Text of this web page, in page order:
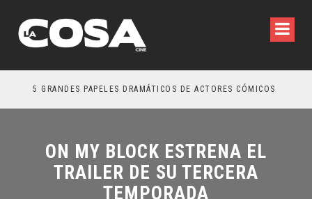
5 GRANDES PAPELES DRAMÁTICOS DE ACTORES CÓMICOS
ON MY BLOCK ESTRENA EL
TRAILER DE SU TERCERA
TEMPORADA